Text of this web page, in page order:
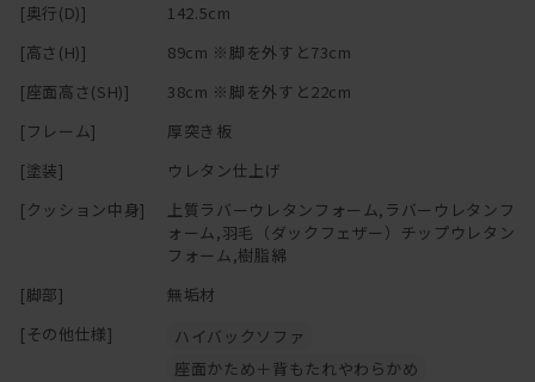
定番のカウチタイプの組み合わせには幅84cmタイプを、
幅140cmタイプはまるでベッドのようなサイズ感！
空間にあったサイズをお選び下さい！
[奥行(D)]
142.5cm
[高さ(H)]
89cm ※脚を外すと73cm
[座面高さ(SH)]
38cm ※脚を外すと22cm
[フレーム]
厚突き板
[塗装]
ウレタン仕上げ
[クッション中身]
上質ラバーウレタンフォーム,ラバーウレタンフ
ォーム,羽毛（ダックフェザー）チップウレタン
フォーム,樹脂綿
[脚部]
無垢材
[その他仕様]
ハイバックソファ
座面かため＋背もたれやわらかめ